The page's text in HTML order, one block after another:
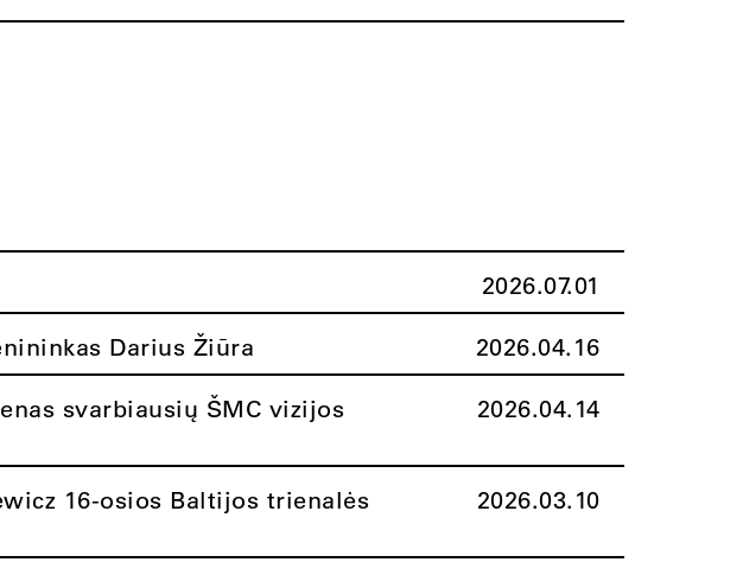
2026.07.01
Darius Žiūra 2026.04.16
svarbiausių ŠMC vizijos
2026.04.14
16-osios Baltijos trienalės
2026.03.10